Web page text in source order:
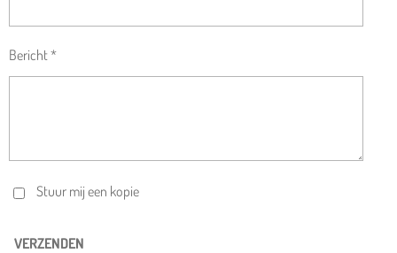
Bericht *
Stuur mij een kopie
VERZENDEN